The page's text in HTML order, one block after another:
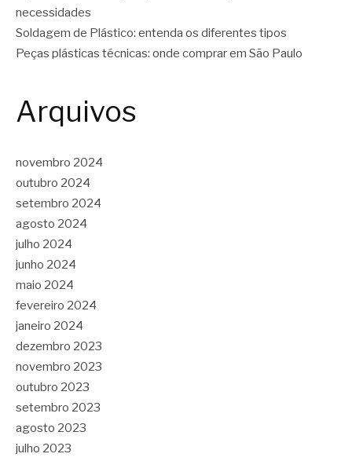
necessidades
Soldagem de Plástico: entenda os diferentes tipos
Peças plásticas técnicas: onde comprar em São Paulo
Arquivos
novembro 2024
outubro 2024
setembro 2024
agosto 2024
julho 2024
junho 2024
maio 2024
fevereiro 2024
janeiro 2024
dezembro 2023
novembro 2023
outubro 2023
setembro 2023
agosto 2023
julho 2023